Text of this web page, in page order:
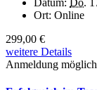
Ort: Online
299,00 €
weitere Details
Anmeldung möglich